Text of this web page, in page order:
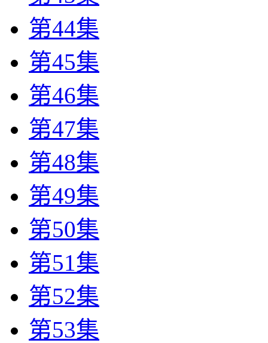
第44集
第45集
第46集
第47集
第48集
第49集
第50集
第51集
第52集
第53集